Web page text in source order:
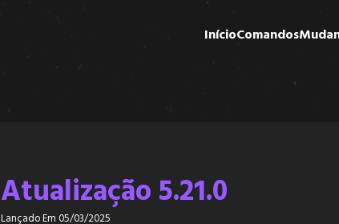
InícioComandos
Atualização 5.21.0
Lançado Em 05/03/2025